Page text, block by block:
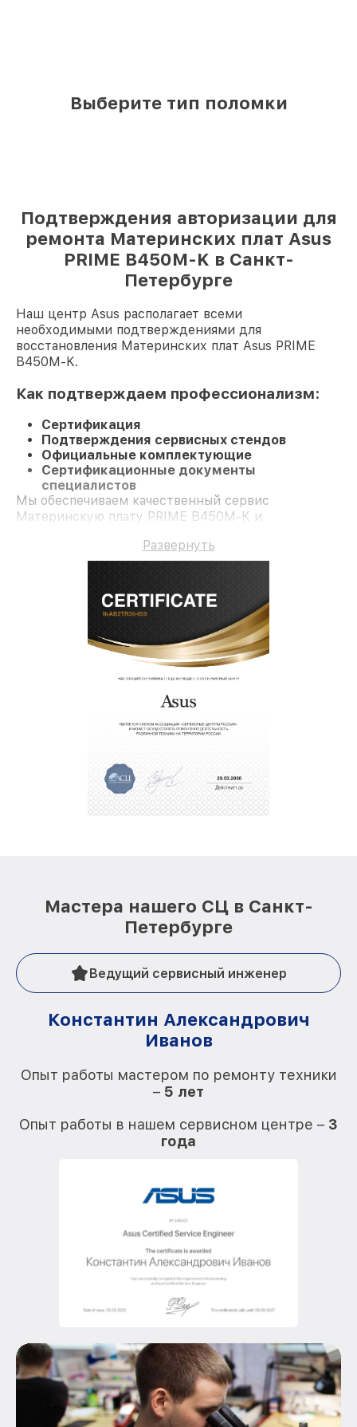
Выберите тип поломки
Подтверждения авторизации для
ремонта Материнских плат Asus
PRIME B450M-K в Санкт-
Петербурге
Наш центр Asus располагает всеми
необходимыми подтверждениями для
восстановления Материнских плат Asus PRIME
B450M-K.
Как подтверждаем профессионализм:
Сертификация
Подтверждения сервисных стендов
Официальные комплектующие
Сертификационные документы
специалистов
Мы обеспечиваем качественный сервис
Материнскую плату PRIME B450M-K и
Развернуть
Мастера нашего СЦ в Санкт-
Петербурге
Ведущий сервисный инженер
Константин Александрович
Иванов
Опыт работы мастером по ремонту техники
– 5 лет
Опыт работы в нашем сервисном центре – 3
года